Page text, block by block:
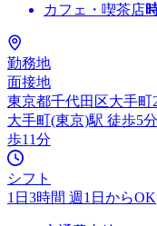
カフェ・喫茶店
勤務地
面接地
東京都千代田区大手町
大手町(東京)駅 徒歩5
歩11分
シフト
1日3時間 週1日からOK